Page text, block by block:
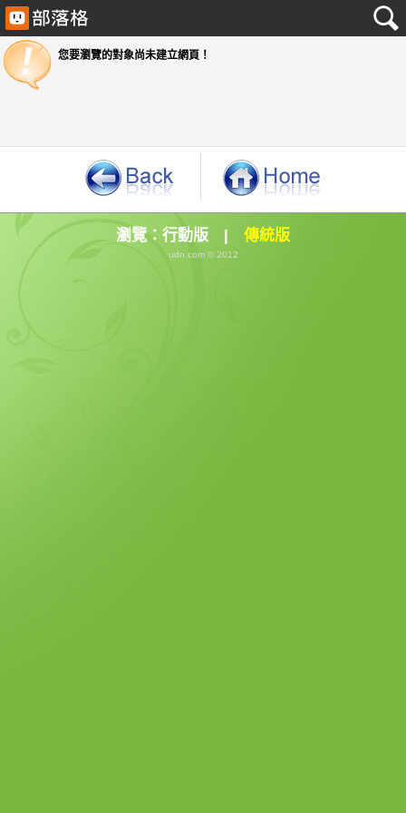
瀏覽： 行動版 | 傳統版
udn.com © 2012